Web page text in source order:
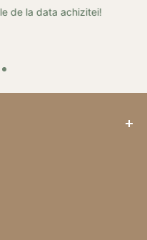
de la data achizitei!